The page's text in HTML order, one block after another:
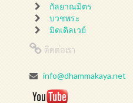
กัลยาณมิตร
บวชพระ
มิดเดิลเวย์
ติดต่อเรา
info@dhammakaya.net